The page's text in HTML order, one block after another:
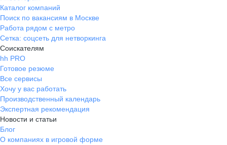
Каталог компаний
Поиск по вакансиям в Москве
Работа рядом с метро
Сетка: соцсеть для нетворкинга
Соискателям
hh PRO
Готовое резюме
Все сервисы
Хочу у вас работать
Производственный календарь
Экспертная рекомендация
Новости и статьи
Блог
О компаниях в игровой форме